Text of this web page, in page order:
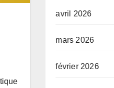
avril 2026
mars 2026
février 2026